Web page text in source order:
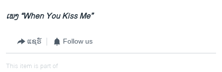
ເພງ “When You Kiss Me”
ແຊຣ໌ Follow us
This item is part of